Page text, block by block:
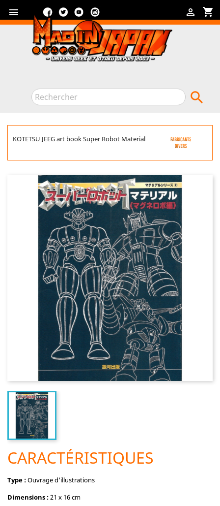
 shopping_cart

FacebookTwitterYouTube

KOTETSU JEEG art book Super Robot Material
CARACTÉRISTIQUES
Type :Ouvrage d'illustrations
Dimensions :21 x 16 cm